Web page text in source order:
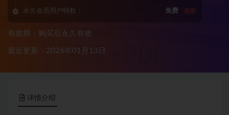
永久会员用户特权： 免费 推荐
有效期：购买后永久有效
最近更新：2026年01月13日
详情介绍